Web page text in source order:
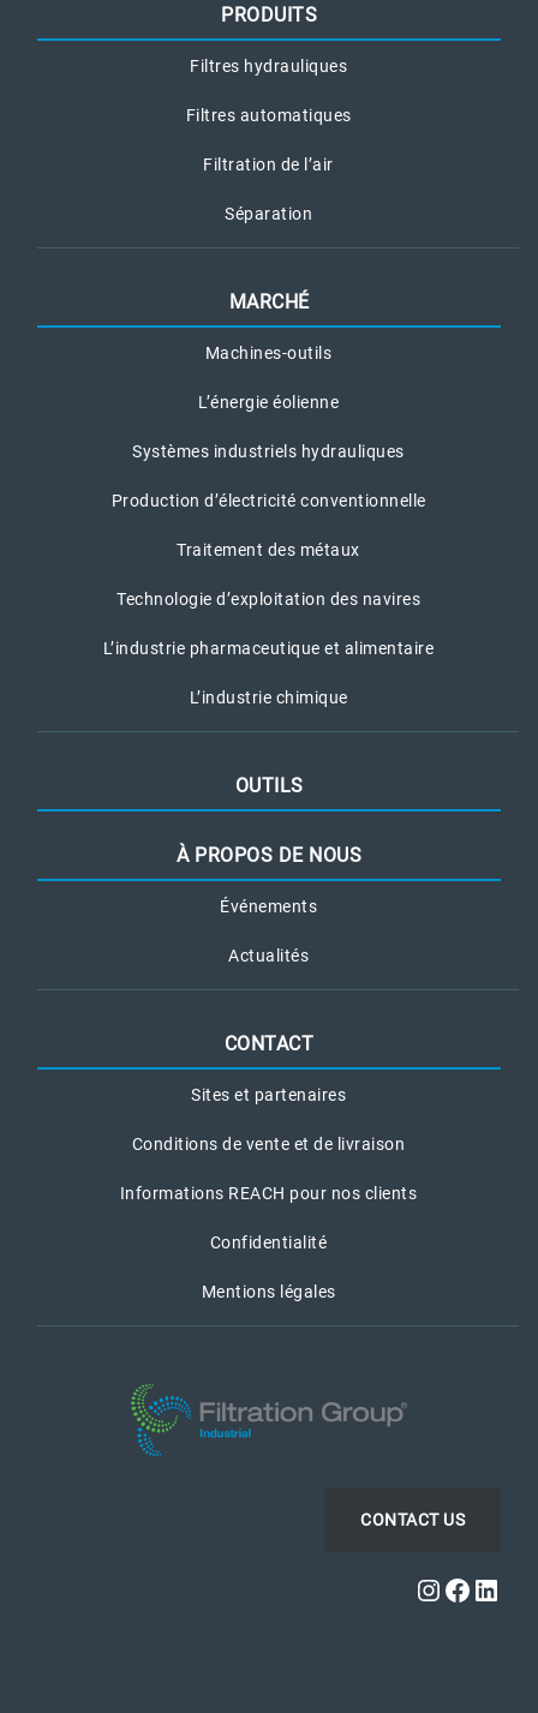
PRODUITS
Filtres hydrauliques
Filtres automatiques
Filtration de l’air
Séparation
MARCHÉ
Machines-outils
L’énergie éolienne
Systèmes industriels hydrauliques
Production d’électricité conventionnelle
Traitement des métaux
Technologie d’exploitation des navires
L’industrie pharmaceutique et alimentaire
L’industrie chimique
OUTILS
À PROPOS DE NOUS
Événements
Actualités
CONTACT
Sites et partenaires
Conditions de vente et de livraison
Informations REACH pour nos clients
Confidentialité
Mentions légales
CONTACT US